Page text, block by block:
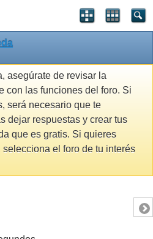
asegúrate de revisar la
con las funciones del foro. Si
será necesario que te
dejar respuestas y crear tus
que es gratis. Si quieres
el foro de tu interés